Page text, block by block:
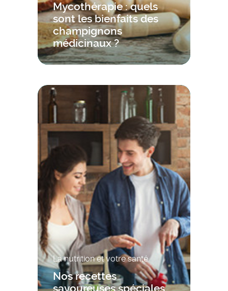
Mycothérapie : quels
sont les bienfaits des
champignons
médicinaux ?
La nutrition et votre santé
Nos recettes
savoureuses spéciales